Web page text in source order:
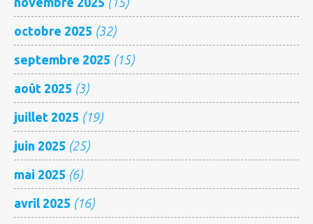
octobre 2025 (32)
septembre 2025 (15)
août 2025 (3)
juillet 2025 (19)
juin 2025 (25)
mai 2025 (6)
avril 2025 (16)